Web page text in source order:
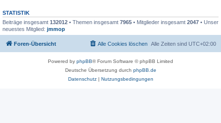
STATISTIK
Beiträge insgesamt 132012 • Themen insgesamt 7965 • Mitglieder insgesamt 2047 • Unser
neuestes Mitglied: jmmop
Foren-Übersicht Alle Zeiten sind UTC+02:00
Alle Cookies löschen
Powered by phpBB® Forum Software © phpBB Limited
Deutsche Übersetzung durch phpBB.de
Datenschutz| Nutzungsbedingungen